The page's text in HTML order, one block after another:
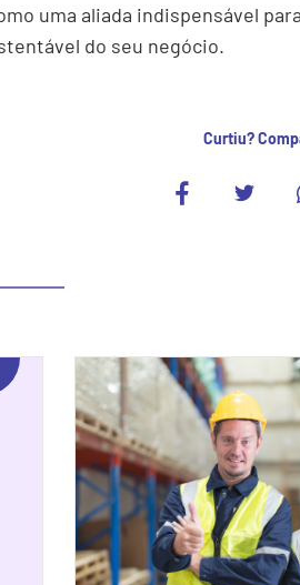
uma aliada indispensável
do seu negócio.
Curtiu?